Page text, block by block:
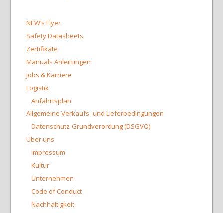
NEW’s Flyer
Safety Datasheets
Zertifikate
Manuals Anleitungen
Jobs & Karriere
Logistik
Anfahrtsplan
Allgemeine Verkaufs- und Lieferbedingungen
Datenschutz-Grundverordung (DSGVO)
Über uns
Impressum
Kultur
Unternehmen
Code of Conduct
Nachhaltigkeit